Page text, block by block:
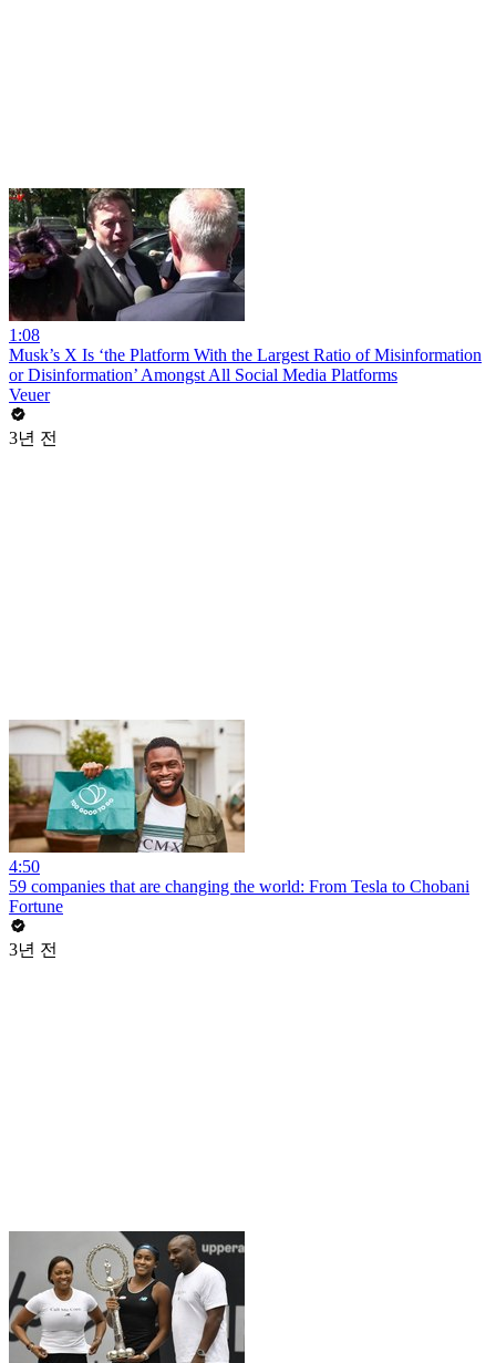
1:08
Musk’s X Is ‘the Platform With the Largest Ratio of Misinformation
or Disinformation’ Amongst All Social Media Platforms
Veuer
3년 전
4:50
59 companies that are changing the world: From Tesla to Chobani
Fortune
3년 전